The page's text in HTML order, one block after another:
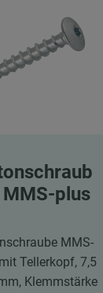
MMS-plus
MMS-
Tellerkopf, 7,5
Klemmstärke